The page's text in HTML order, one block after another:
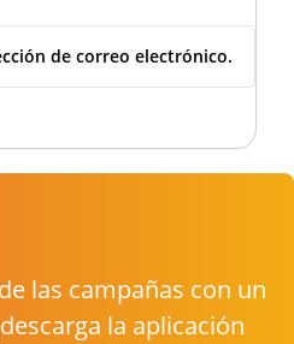
las campañas con un
la aplicación